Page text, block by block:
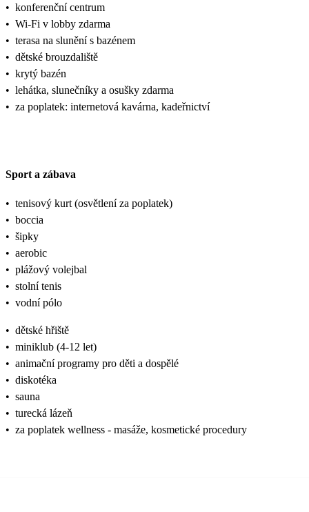
• konferenční centrum
• Wi-Fi v lobby zdarma
• terasa na slunění s bazénem
• dětské brouzdaliště
• krytý bazén
• lehátka, slunečníky a osušky zdarma
• za poplatek: internetová kavárna, kadeřnictví
Sport a zábava
• tenisový kurt (osvětlení za poplatek)
• boccia
• šipky
• aerobic
• plážový volejbal
• stolní tenis
• vodní pólo
• dětské hřiště
• miniklub (4-12 let)
• animační programy pro děti a dospělé
• diskotéka
• sauna
• turecká lázeň
• za poplatek wellness - masáže, kosmetické procedury